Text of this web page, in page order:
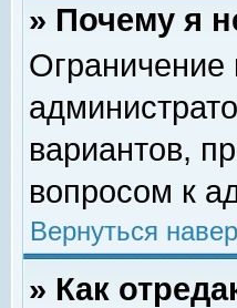
» Почему я
Ограничение
вариантов,
вопросом к
Вернуться
» Как